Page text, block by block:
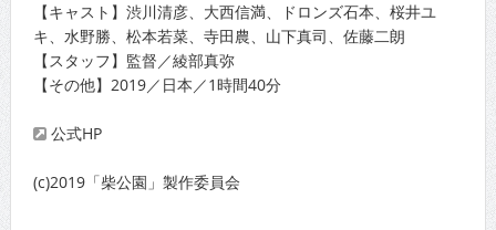
【キャスト】渋川清彦、大西信満、ドロンズ石本、桜井ユ
キ、水野勝、松本若菜、寺田農、山下真司、佐藤二朗
【スタッフ】監督／綾部真弥
【その他】2019／日本／1時間40分
公式HP
(c)2019「柴公園」製作委員会